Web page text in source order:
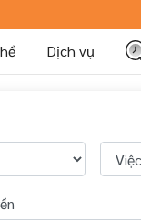
Dịch vụ